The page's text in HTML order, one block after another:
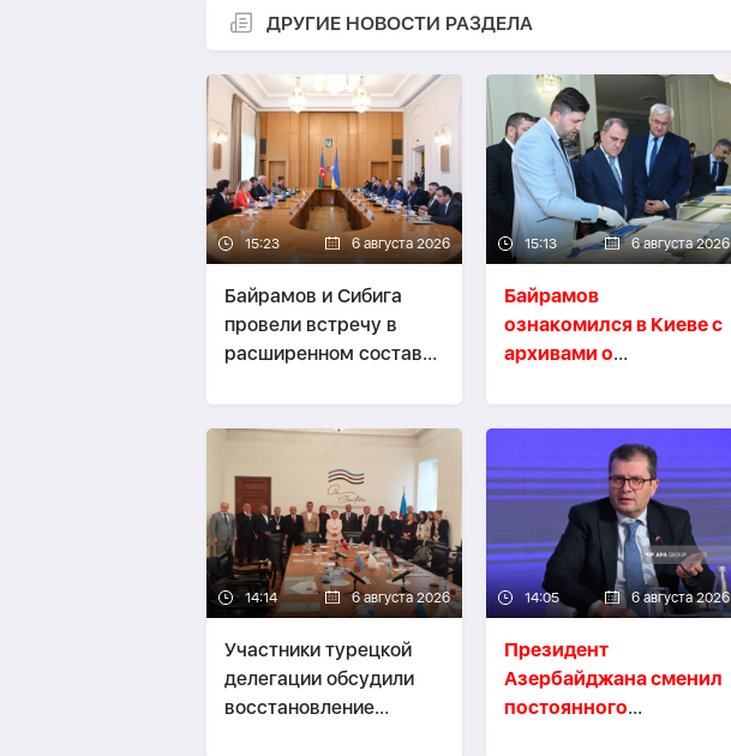
ДРУГИЕ НОВОСТИ РАЗДЕЛА
15:23 6 августа 2026
Байрамов и Сибига
провели встречу в
расширенном составе-
15:13 6 августа 2026
Байрамов
ознакомился в Киеве с
архивами о
миссии АДР
14:14 6 августа 2026
Участники турецкой
делегации обсудили
восстановление
14:05 6 августа 2026
Президент
Азербайджана сменил
постоянного